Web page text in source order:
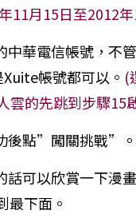
11月15日至2012
中華電信帳號，不
帳號都可以。 (
雲的先跳到步驟15
後點”闖關挑戰”。
話可以欣賞一下漫
最下面。